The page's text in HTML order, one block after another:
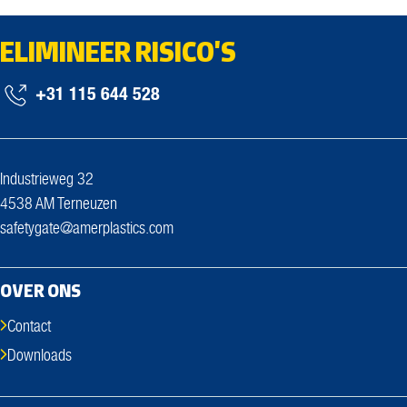
ELIMINEER RISICO'S
+31 115 644 528
Industrieweg 32
4538 AM Terneuzen
safetygate@amerplastics.com
OVER ONS
Contact
Downloads